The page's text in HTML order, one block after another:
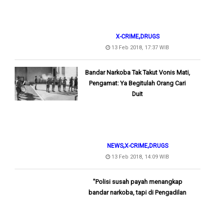
X-CRIME,DRUGS
13 Feb 2018, 17:37 WIB
Bandar Narkoba Tak Takut Vonis Mati,
Pengamat: Ya Begitulah Orang Cari
Duit
NEWS,X-CRIME,DRUGS
13 Feb 2018, 14:09 WIB
"Polisi susah payah menangkap
bandar narkoba, tapi di Pengadilan